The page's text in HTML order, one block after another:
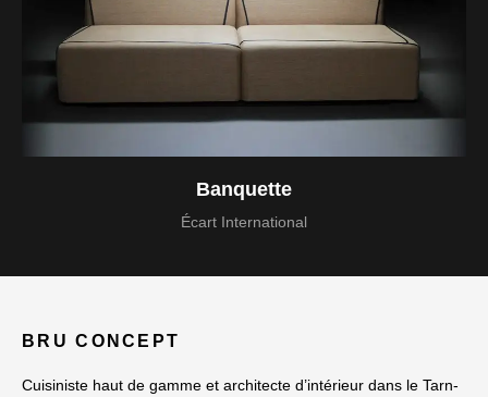
Banquette
Écart International
BRU CONCEPT
Cuisiniste haut de gamme et architecte d’intérieur dans le Tarn-